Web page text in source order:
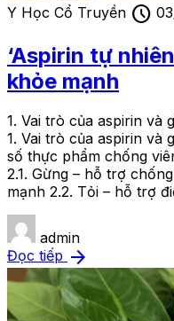
Y Học Cổ Truyền schedule
‘Aspirin tự
khỏe mạnh
1. Vai trò của aspirin và
1. Vai trò của aspirin và
số thực phẩm chống
2.1. Gừng – hỗ trợ
mạnh 2.2. Tỏi – hỗ trợ
admin
Đọc tiếp arrow_forward